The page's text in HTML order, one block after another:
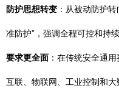
防护思想转变 ：从被动防护
准防护”，强调全程可控和持续
要求更全面 ：在传统安全通
互联、物联网、工业控制和大